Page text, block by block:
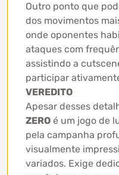
Outro ponto que
dos movimentos
onde oponentes
ataques com
assistindo a
participar
VEREDITO
Apesar desses
ZERO é um jogo de
pela campanha
visualmente
variados. Exige